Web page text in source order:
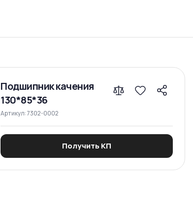
Сравнение
Подшипник качения
130*85*36
Артикул:7302-0002
Получить КП